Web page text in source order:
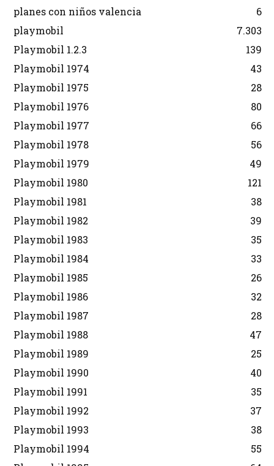
planes con niños valencia
6
playmobil
7.303
Playmobil 1.2.3
139
Playmobil 1974
43
Playmobil 1975
28
Playmobil 1976
80
Playmobil 1977
66
Playmobil 1978
56
Playmobil 1979
49
Playmobil 1980
121
Playmobil 1981
38
Playmobil 1982
39
Playmobil 1983
35
Playmobil 1984
33
Playmobil 1985
26
Playmobil 1986
32
Playmobil 1987
28
Playmobil 1988
47
Playmobil 1989
25
Playmobil 1990
40
Playmobil 1991
35
Playmobil 1992
37
Playmobil 1993
38
Playmobil 1994
55